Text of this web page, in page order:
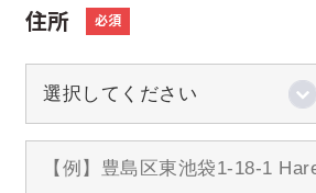
住所 必須